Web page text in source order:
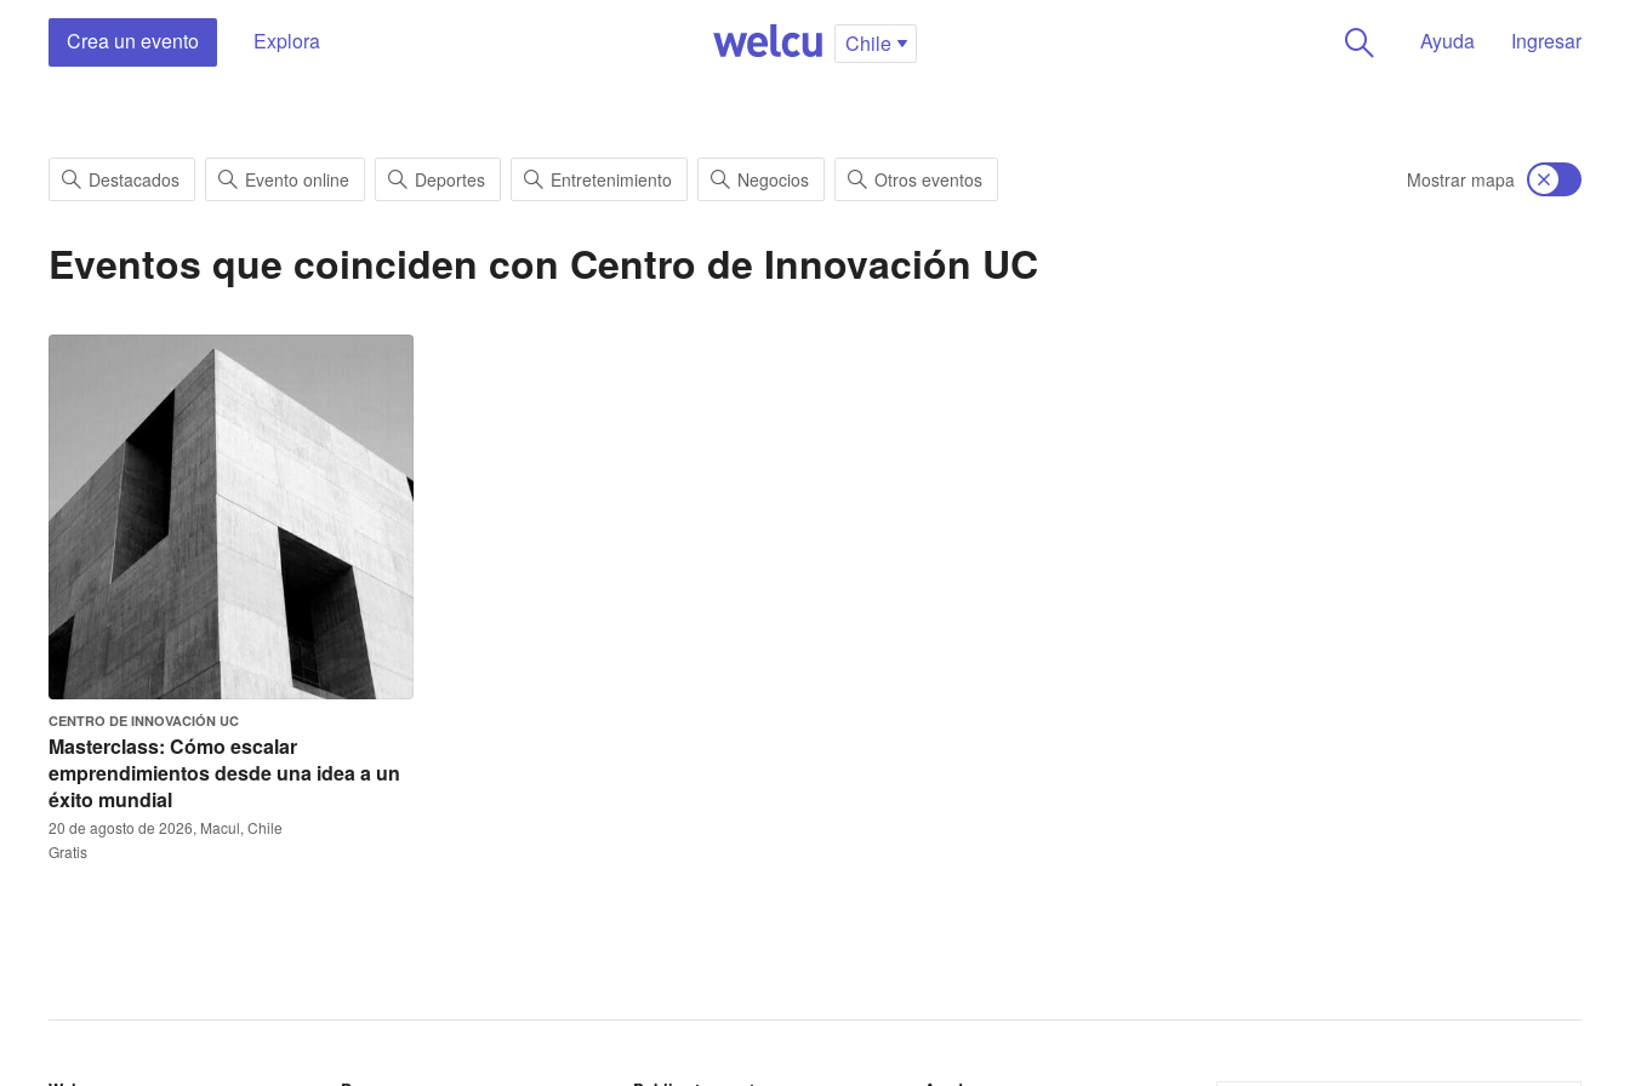
Crea un evento Explora Chile Ingresar
Ayuda
Destacados Evento online Deportes Entretenimiento Negocios Otros eventos Mostrar mapa
Eventos que coinciden con Centro de Innovación UC
CENTRO DE INNOVACIÓN UC
Masterclass: Cómo escalar
emprendimientos desde una idea a un
éxito mundial
20 de agosto de 2026, Macul, Chile
Gratis